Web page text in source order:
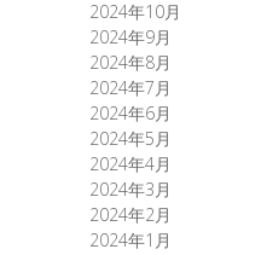
2024年10月
2024年9月
2024年8月
2024年7月
2024年6月
2024年5月
2024年4月
2024年3月
2024年2月
2024年1月